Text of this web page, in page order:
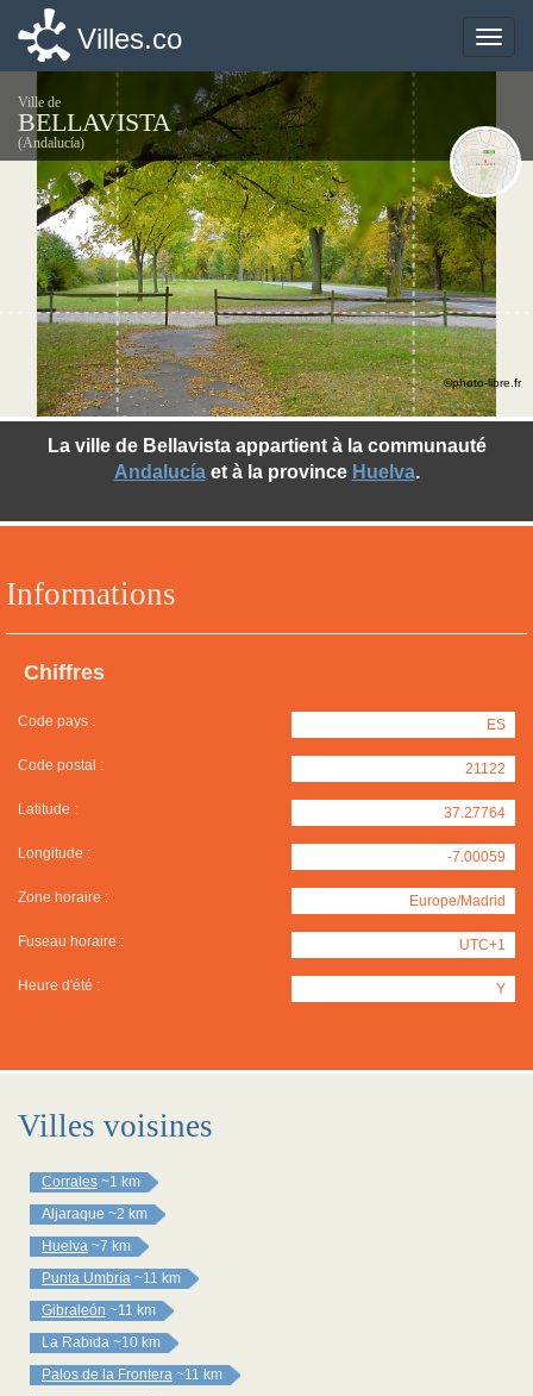
Toggle
Villes.co
Ville de
BELLAVISTA
(Andalucía)
Informations
Chiffres
Code pays : ES
Code postal : 21122
Latitude : 37.27764
Longitude : -7.00059
Zone horaire : Europe/Madrid
Fuseau horaire : UTC+1
Heure d'été : Y
La ville de Bellavista appartient à la communauté
Andalucíaet à la province Huelva.
©photo-libre.fr
Villes voisines
Corrales ~1 km
Aljaraque ~2 km
Huelva ~7 km
Punta Umbría ~11 km
Gibraleón ~11 km
La Rabida ~10 km
Palos de la Frontera ~11 km
Toggle
Villes.co